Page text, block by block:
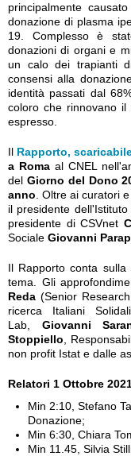
principalmente
donazione di plasma
19. Complesso è
donazioni di organi e
un calo dei trapianti
consensi alla
identità passati dal
coloro che rinnovano
espresso.
Il Rapporto,
a Roma al CNEL
del Giorno del Dono
anno . Oltre ai curatori
il presidente
presidente di CSVnet
Sociale Giovanni
Il Rapporto conta
tema. Gli
Reda (Senior
ricerca Italiani
Lab, Giovanni
Stoppiello ,
non profit Istat e dalle
Relatori 1 Ottobre
Min 2:10, Stefano
Donazione;
Min 6:30, Chiara
Min 11.45, Silvia